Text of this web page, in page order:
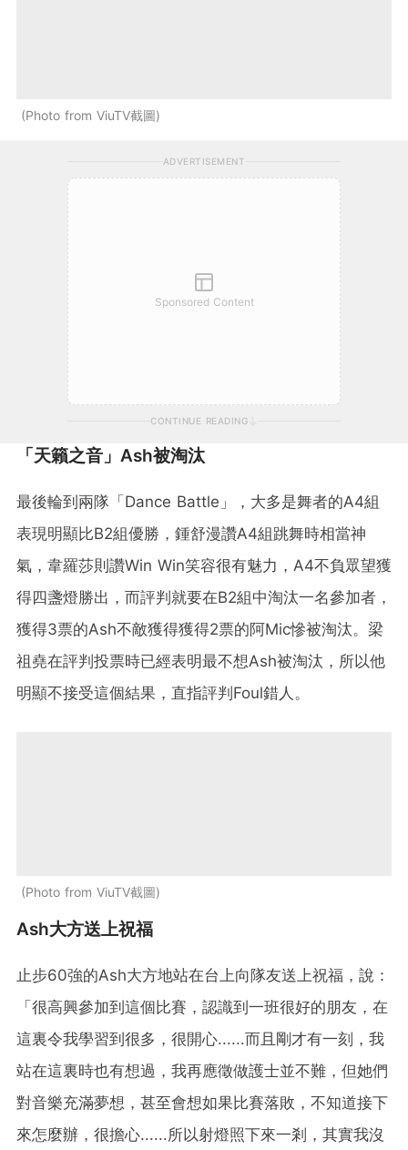
Photo from ViuTV截圖
ADVERTISEMENT
Sponsored Content
CONTINUE READING
「天籟之音」Ash被淘汰
最後輪到兩隊「Dance Battle」，大多是舞者的A4組
表現明顯比B2組優勝，鍾舒漫讚A4組跳舞時相當神
氣，韋羅莎則讚Win Win笑容很有魅力，A4不負眾望獲
得四盞燈勝出，而評判就要在B2組中淘汰一名參加者，
獲得3票的Ash不敵獲得獲得2票的阿Mic慘被淘汰。梁
祖堯在評判投票時已經表明最不想Ash被淘汰，所以他
明顯不接受這個結果，直指評判Foul錯人。
Photo from ViuTV截圖
Ash大方送上祝福
止步60強的Ash大方地站在台上向隊友送上祝福，說：
「很高興參加到這個比賽，認識到一班很好的朋友，在
這裏令我學習到很多，很開心......而且剛才有一刻，我
站在這裏時也有想過，我再應徵做護士並不難，但她們
對音樂充滿夢想，甚至會想如果比賽落敗，不知道接下
來怎麼辦，很擔心......所以射燈照下來一剎，其實我沒